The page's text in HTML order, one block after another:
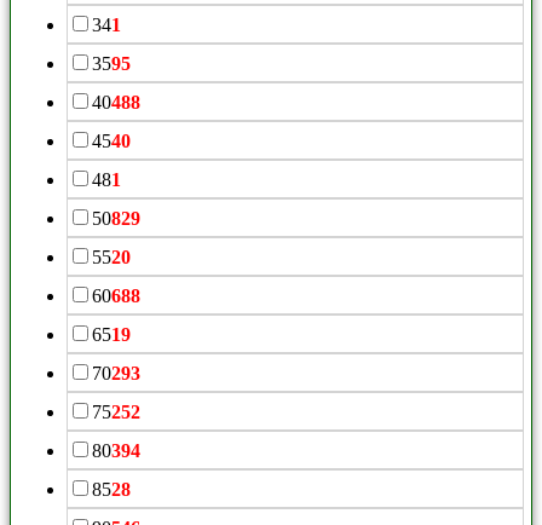
341
3595
40488
4540
481
50829
5520
60688
6519
70293
75252
80394
8528